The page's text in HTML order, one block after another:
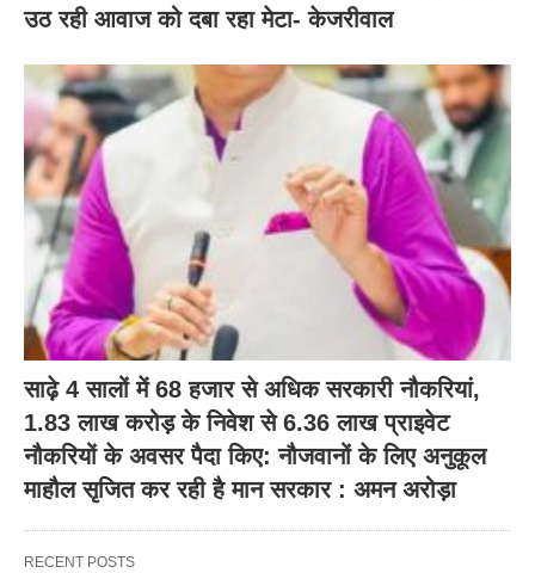
उठ रही आवाज को दबा रहा मेटा- केजरीवाल
साढ़े 4 सालों में 68 हजार से अधिक सरकारी नौकरियां,
1.83 लाख करोड़ के निवेश से 6.36 लाख प्राइवेट
नौकरियों के अवसर पैदा किए: नौजवानों के लिए अनुकूल
माहौल सृजित कर रही है मान सरकार : अमन अरोड़ा
RECENT POSTS